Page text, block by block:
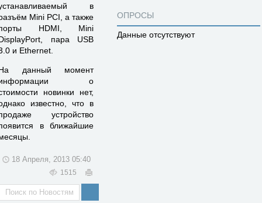
в
Mini PCI, а также
HDMI, Mini
пара USB
и Ethernet.
данный момент
о
новинки нет,
известно, что в
устройство
в ближайшие
18 Апреля, 2013 05:40
1515
ОПРОСЫ
Данные отсутствуют